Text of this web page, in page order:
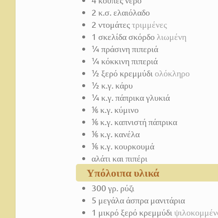
2 κ.σ. ελαιόλαδο
2 ντομάτεςτριμμένες
1 σκελίδα σκόρδο λιωμένη
¼πράσινη πιπεριά
¼κόκκινη πιπεριά
½ ξερό κρεμμύδι ολόκληρο
½ κ.γ. κάρυ
¼κ.γ. πάπρικα γλυκιά
⅙κ.γ. κύμινο
⅙κ.γ. καπνιστή πάπρικα
⅙κ.γ. κανέλα
⅙κ.γ. κουρκουμά
αλάτι και πιπέρι
Υπόλοιπα υλικά
300γρ. ρύζι
5 μεγάλα άσπρα μανιτάρια
1 μικρό ξερό κρεμμύδι